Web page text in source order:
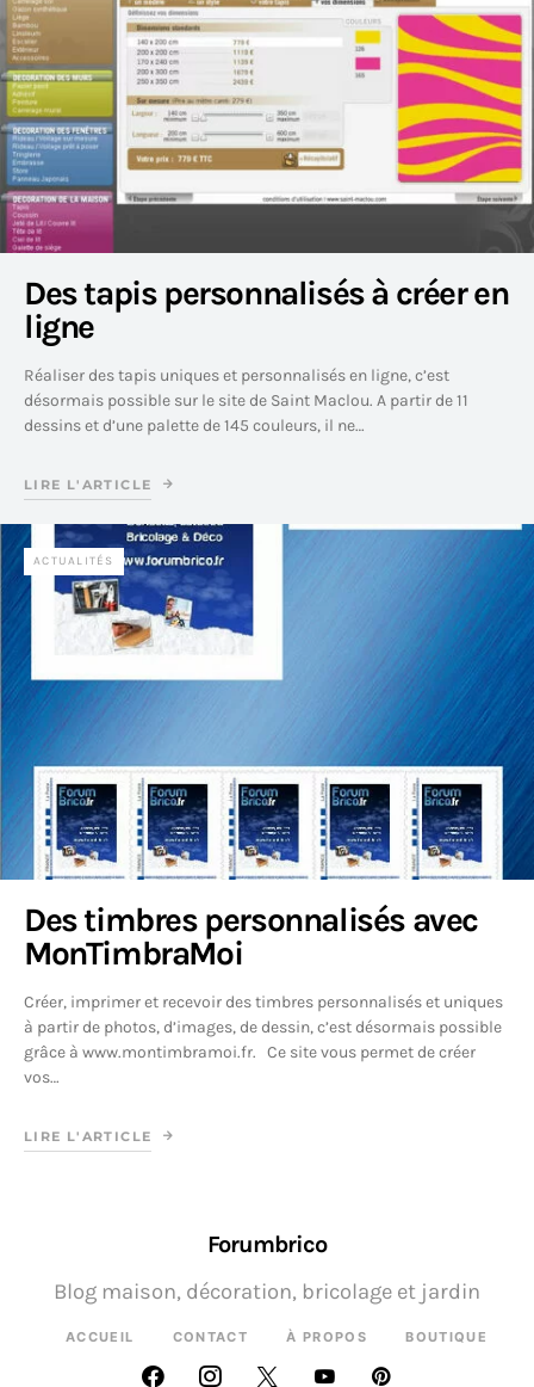
Des tapis personnalisés à créer en
ligne
Réaliser des tapis uniques et personnalisés en ligne, c’est
désormais possible sur le site de Saint Maclou. A partir de 11
dessins et d’une palette de 145 couleurs, il ne…
LIRE L'ARTICLE
ACTUALITÉS
Des timbres personnalisés avec
MonTimbraMoi
Créer, imprimer et recevoir des timbres personnalisés et uniques
à partir de photos, d’images, de dessin, c’est désormais possible
grâce à www.montimbramoi.fr. Ce site vous permet de créer
vos…
LIRE L'ARTICLE
Forumbrico
ACCUEIL CONTACT À PROPOS BOUTIQUE
Blog maison, décoration, bricolage et jardin